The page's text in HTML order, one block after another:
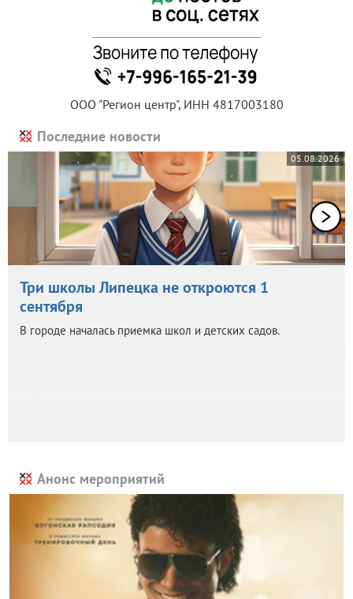
ООО "Регион центр", ИНН 4817003180
Последние новости
05.08.2026
Три школы Липецка не откроются 1
сентября
В городе началась приемка школ и детских садов.
Анонс мероприятий